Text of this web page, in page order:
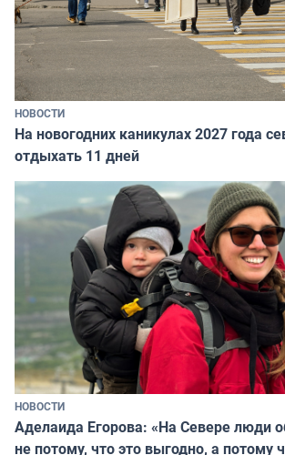
НОВОСТИ
На новогодних каникулах 2027 года
отдыхать 11 дней
НОВОСТИ
Аделаида Егорова: «На Севере люди
не потому, что это выгодно, а потому